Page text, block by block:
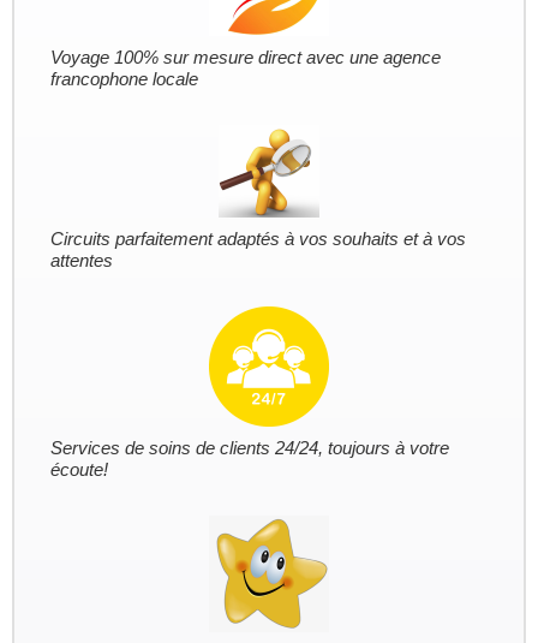
Voyage 100% sur mesure direct avec une agence
francophone locale
Circuits parfaitement adaptés à vos souhaits et à vos
attentes
Services de soins de clients 24/24, toujours à votre
écoute!